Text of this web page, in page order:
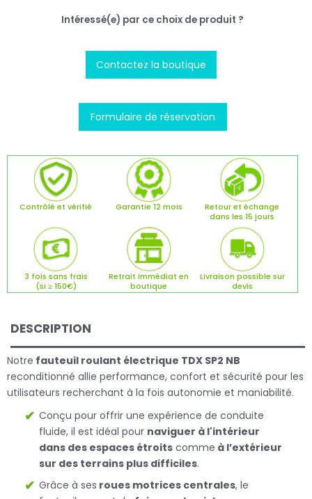
Intéressé(e) par ce choix de produit ?
Contactez la boutique
Formulaire de réservation
Contrôlé et vérifié Garantie 12 mois
Retour et échange
dans les 15 jours
3 fois sans frais
(si ≥ 150€)
Retrait Immédiat en
boutique
Livraison possible sur
devis
DESCRIPTION
Notre fauteuil roulant électrique TDX SP2 NB
reconditionné allie performance, confort et sécurité pour les
utilisateurs recherchant à la fois autonomie et maniabilité.
Conçu pour offrir une expérience de conduite
fluide, il est idéal pour naviguer à l'intérieur
dans des espaces étroits comme à l’extérieur
sur des terrains plus difficiles.
Grâce à ses roues motrices centrales, le